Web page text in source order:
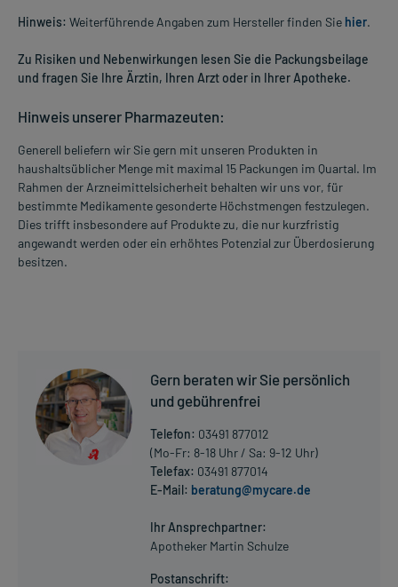
Hinweis: Weiterführende Angaben zum Hersteller finden Sie hier.
Zu Risiken und Nebenwirkungen lesen Sie die Packungsbeilage
und fragen Sie Ihre Ärztin, Ihren Arzt oder in Ihrer Apotheke.
Hinweis unserer Pharmazeuten:
Generell beliefern wir Sie gern mit unseren Produkten in
haushaltsüblicher Menge mit maximal 15 Packungen im Quartal. Im
Rahmen der Arzneimittelsicherheit behalten wir uns vor, für
bestimmte Medikamente gesonderte Höchstmengen festzulegen.
Dies trifft insbesondere auf Produkte zu, die nur kurzfristig
angewandt werden oder ein erhöhtes Potenzial zur Überdosierung
besitzen.
Gern beraten wir Sie persönlich
und gebührenfrei
Telefon: 03491 877012
(Mo-Fr: 8-18 Uhr / Sa: 9-12 Uhr)
Telefax: 03491 877014
E-Mail: beratung@mycare.de
Ihr Ansprechpartner:
Apotheker Martin Schulze
Postanschrift: